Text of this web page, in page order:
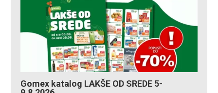
Gomex katalog LAKŠE OD SREDE 5-